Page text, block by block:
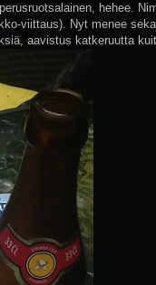
hehee.
viittaus). Nyt menee
aavistus katkeruutta